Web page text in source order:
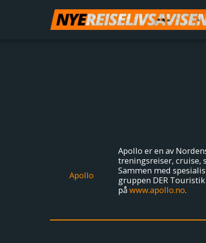
Apollo
Apollo er en av
treningsreiser, cruise,
Sammen med
gruppen DER
på www.apollo.no.